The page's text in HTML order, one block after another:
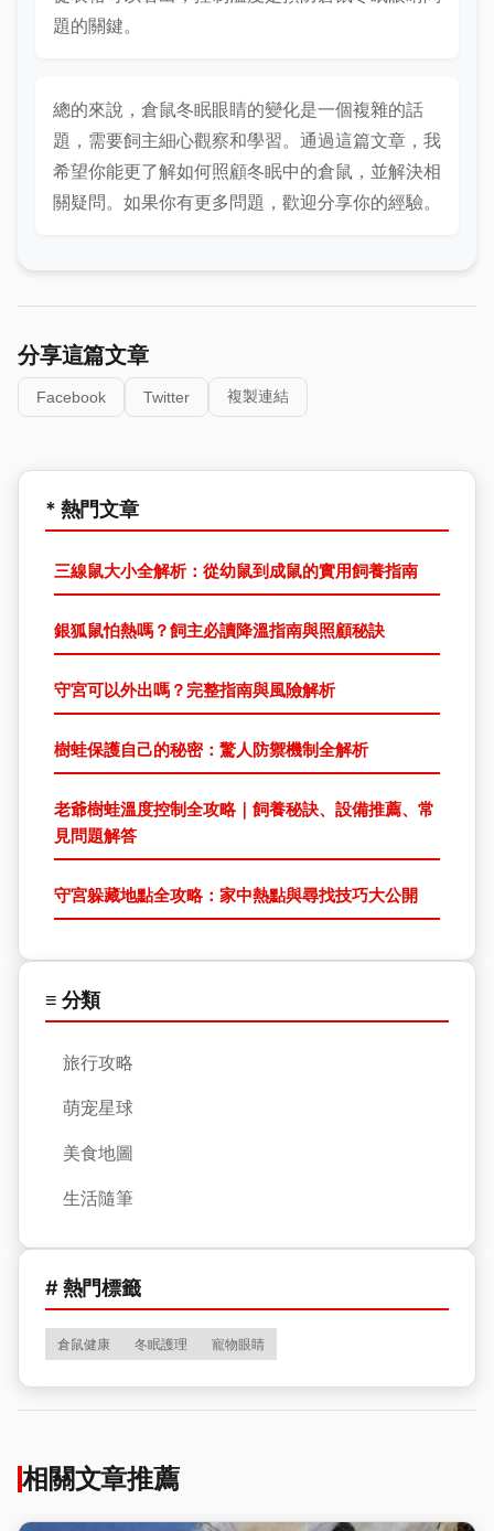
題的關鍵。
總的來說，倉鼠冬眠眼睛的變化是一個複雜的話
題，需要飼主細心觀察和學習。通過這篇文章，我
希望你能更了解如何照顧冬眠中的倉鼠，並解決相
關疑問。如果你有更多問題，歡迎分享你的經驗。
分享這篇文章
Facebook Twitter 複製連結
* 熱門文章
三線鼠大小全解析：從幼鼠到成鼠的實用飼養指南
銀狐鼠怕熱嗎？飼主必讀降溫指南與照顧秘訣
守宮可以外出嗎？完整指南與風險解析
樹蛙保護自己的秘密：驚人防禦機制全解析
老爺樹蛙溫度控制全攻略｜飼養秘訣、設備推薦、常
見問題解答
守宮躲藏地點全攻略：家中熱點與尋找技巧大公開
≡ 分類
旅行攻略
萌宠星球
美食地圖
生活隨筆
# 熱門標籤
倉鼠健康 冬眠護理 寵物眼睛
相關文章推薦